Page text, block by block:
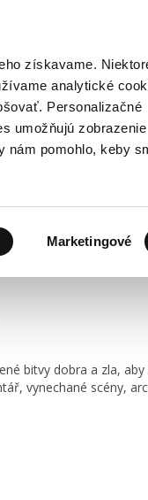
získavame.
analytické
Personalizačné
umožňujú zobrazenie
nám pomohlo, keby
Marketingové
bitvy dobra a zla,
vynechané scény,